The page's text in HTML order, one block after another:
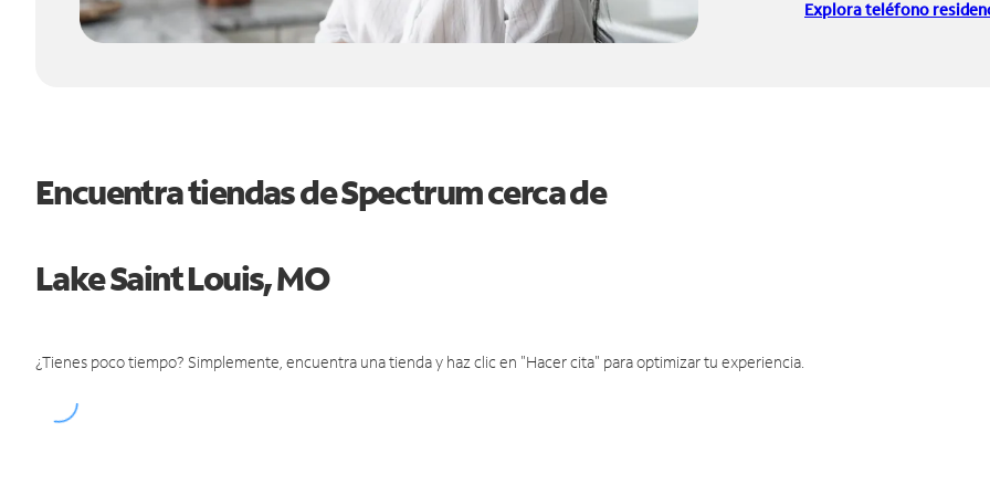
Explora teléfono
Encuentra tiendas de Spectrum cerca de
Lake Saint Louis, MO
¿Tienes poco tiempo? Simplemente, encuentra una tienda y haz clic en "Hacer cita" para optimizar tu experiencia.